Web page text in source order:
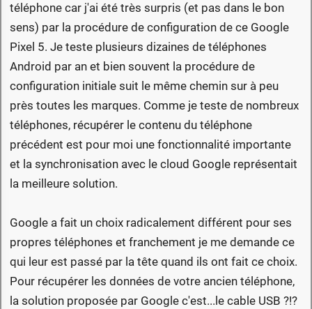
téléphone car j'ai été très surpris (et pas dans le bon
sens) par la procédure de configuration de ce Google
Pixel 5. Je teste plusieurs dizaines de téléphones
Android par an et bien souvent la procédure de
configuration initiale suit le même chemin sur à peu
près toutes les marques. Comme je teste de nombreux
téléphones, récupérer le contenu du téléphone
précédent est pour moi une fonctionnalité importante
et la synchronisation avec le cloud Google représentait
la meilleure solution.
Google a fait un choix radicalement différent pour ses
propres téléphones et franchement je me demande ce
qui leur est passé par la tête quand ils ont fait ce choix.
Pour récupérer les données de votre ancien téléphone,
la solution proposée par Google c'est...le cable USB ?!?